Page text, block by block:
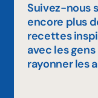
Suivez-nous
encore plus
recettes
avec les
rayonner les